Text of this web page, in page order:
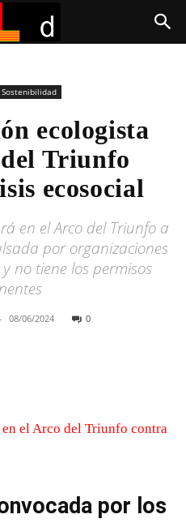
Sostenibilidad
ecologista
Triunfo
ecosocial
en el Arco del Triunfo a
por organizaciones
no tiene los permisos
08/06/2024 0
por los